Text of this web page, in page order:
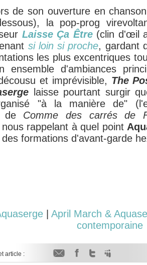
de son ouverture en
la pop-prog
Laisse Ça Être(clin d'œil
si loin si proche, gardant
les plus excentriques
ensemble d'ambiances
et imprévisible, The
laisse pourtant surgir
"à la manière de"
de Comme des carrés de
rappelant à quel point
formations d'avant-garde
April March &
contemporaine
article :